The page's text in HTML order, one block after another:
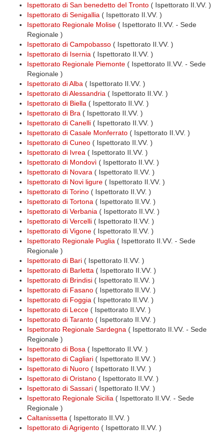
Ispettorato di San benedetto del Tronto ( Ispettorato II.VV. )
Ispettorato di Senigallia ( Ispettorato II.VV. )
Ispettorato Regionale Molise ( Ispettorato II.VV. - Sede
Regionale )
Ispettorato di Campobasso ( Ispettorato II.VV. )
Ispettorato di Isernia ( Ispettorato II.VV. )
Ispettorato Regionale Piemonte ( Ispettorato II.VV. - Sede
Regionale )
Ispettorato di Alba ( Ispettorato II.VV. )
Ispettorato di Alessandria ( Ispettorato II.VV. )
Ispettorato di Biella ( Ispettorato II.VV. )
Ispettorato di Bra ( Ispettorato II.VV. )
Ispettorato di Canelli ( Ispettorato II.VV. )
Ispettorato di Casale Monferrato ( Ispettorato II.VV. )
Ispettorato di Cuneo ( Ispettorato II.VV. )
Ispettorato di Ivrea ( Ispettorato II.VV. )
Ispettorato di Mondovì ( Ispettorato II.VV. )
Ispettorato di Novara ( Ispettorato II.VV. )
Ispettorato di Novi ligure ( Ispettorato II.VV. )
Ispettorato di Torino ( Ispettorato II.VV. )
Ispettorato di Tortona ( Ispettorato II.VV. )
Ispettorato di Verbania ( Ispettorato II.VV. )
Ispettorato di Vercelli ( Ispettorato II.VV. )
Ispettorato di Vigone ( Ispettorato II.VV. )
Ispettorato Regionale Puglia ( Ispettorato II.VV. - Sede
Regionale )
Ispettorato di Bari ( Ispettorato II.VV. )
Ispettorato di Barletta ( Ispettorato II.VV. )
Ispettorato di Brindisi ( Ispettorato II.VV. )
Ispettorato di Fasano ( Ispettorato II.VV. )
Ispettorato di Foggia ( Ispettorato II.VV. )
Ispettorato di Lecce ( Ispettorato II.VV. )
Ispettorato di Taranto ( Ispettorato II.VV. )
Ispettorato Regionale Sardegna ( Ispettorato II.VV. - Sede
Regionale )
Ispettorato di Bosa ( Ispettorato II.VV. )
Ispettorato di Cagliari ( Ispettorato II.VV. )
Ispettorato di Nuoro ( Ispettorato II.VV. )
Ispettorato di Oristano ( Ispettorato II.VV. )
Ispettorato di Sassari ( Ispettorato II.VV. )
Ispettorato Regionale Sicilia ( Ispettorato II.VV. - Sede
Regionale )
Caltanissetta ( Ispettorato II.VV. )
Ispettorato di Agrigento ( Ispettorato II.VV. )